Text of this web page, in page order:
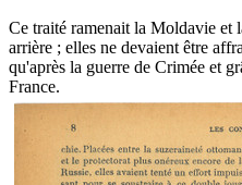
Ce traité ramenait la Moldavie et
arrière ; elles ne devaient être
qu'après la guerre de Crimée et
France.